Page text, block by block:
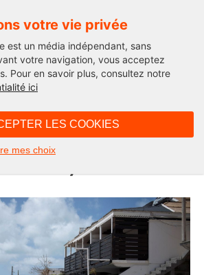
votre vie privée
est un média indépendant, sans
votre navigation, vous acceptez
Pour en savoir plus, consultez notre
ici
LES COOKIES
mes choix
Mer
retrousse les